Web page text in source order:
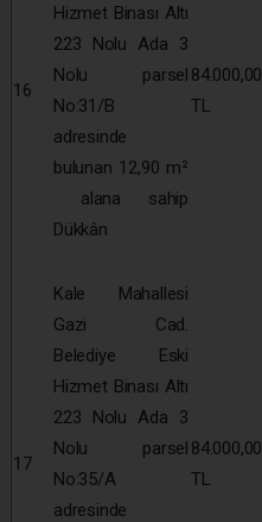
16
Hizmet Binası Altı
223 Nolu Ada 3
Nolu parsel
No:31/B
adresinde
bulunan 12,90 m²
alana sahip
Dükkân
84.000,00
TL
17
Kale Mahallesi
Gazi Cad.
Belediye Eski
Hizmet Binası Altı
223 Nolu Ada 3
Nolu parsel
No:35/A
adresinde
84.000,00
TL